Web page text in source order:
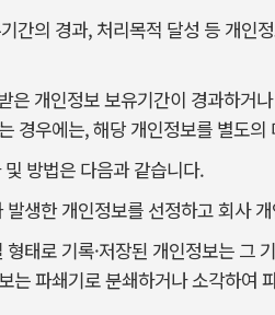
간의 경과, 처리목적 달성 등 개인
은 개인정보 보유기간이 경과하거
경우에는, 해당 개인정보를 별도
방법은 다음과 같습니다.
생한 개인정보를 선정하고 회사
태로 기록·저장된 개인정보는 그
는 파쇄기로 분쇄하거나 소각하여